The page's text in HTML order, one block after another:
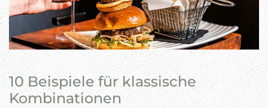
10 Beispiele für klassische
Kombinationen